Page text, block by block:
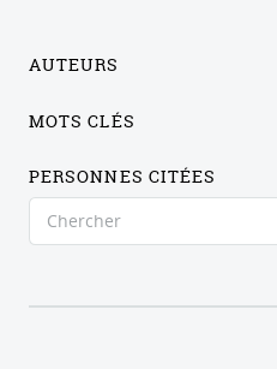
AUTEURS
MOTS CLÉS
PERSONNES CITÉES